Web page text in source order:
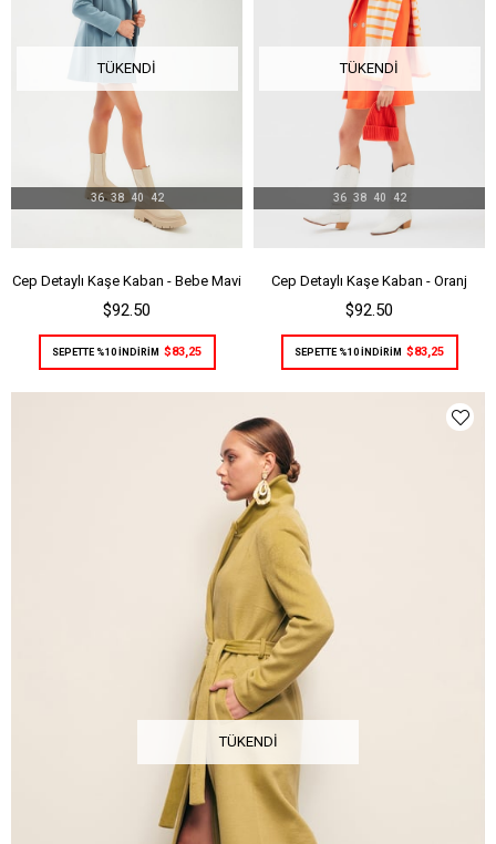
TÜKENDI
Cep Detaylı Kaşe Kaban - Bebe Mavi
$92.50
36 38 40 42
SEPETTE %10 İNDİRİM $83,25
TÜKENDI
Cep Detaylı Kaşe Kaban - Oranj
$92.50
36 38 40 42
SEPETTE %10 İNDİRİM $83,25
TÜKENDI